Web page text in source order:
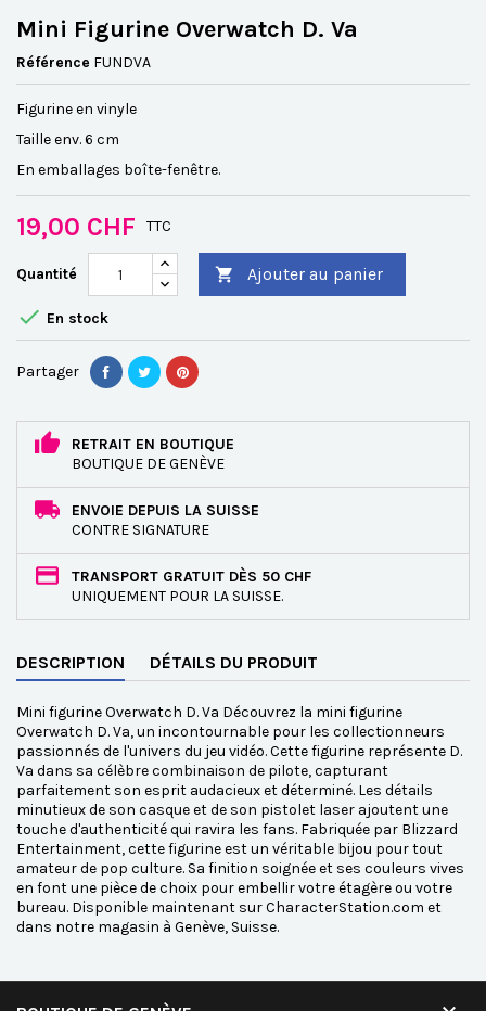
Mini Figurine Overwatch D. Va
Référence FUNDVA
Figurine en vinyle
Taille env. 6 cm
En emballages boîte-fenêtre.
19,00 CHF TTC
Quantité  Ajouter au panier
 En stock
Partager
RETRAIT EN BOUTIQUE
BOUTIQUE DE GENÈVE
ENVOIE DEPUIS LA SUISSE
CONTRE SIGNATURE
TRANSPORT GRATUIT DÈS 50 CHF
UNIQUEMENT POUR LA SUISSE.
DESCRIPTION DÉTAILS DU PRODUIT
Mini figurine Overwatch D. Va Découvrez la mini figurine
Overwatch D. Va, un incontournable pour les collectionneurs
passionnés de l'univers du jeu vidéo. Cette figurine représente D.
Va dans sa célèbre combinaison de pilote, capturant
parfaitement son esprit audacieux et déterminé. Les détails
minutieux de son casque et de son pistolet laser ajoutent une
touche d'authenticité qui ravira les fans. Fabriquée par Blizzard
Entertainment, cette figurine est un véritable bijou pour tout
amateur de pop culture. Sa finition soignée et ses couleurs vives
en font une pièce de choix pour embellir votre étagère ou votre
bureau. Disponible maintenant sur CharacterStation.com et
dans notre magasin à Genève, Suisse.